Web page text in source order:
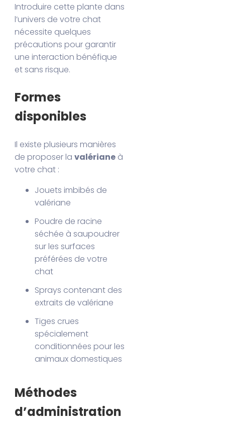
Introduire cette plante dans
l’univers de votre chat
nécessite quelques
précautions pour garantir
une interaction bénéfique
et sans risque.
Formes
disponibles
Il existe plusieurs manières
de proposer lavalériane à
votre chat :
Jouets imbibés de
valériane
Poudre de racine
séchée à saupoudrer
sur les surfaces
préférées de votre
chat
Sprays contenant des
extraits de valériane
Tiges crues
spécialement
conditionnées pour les
animaux domestiques
Méthodes
d’administration